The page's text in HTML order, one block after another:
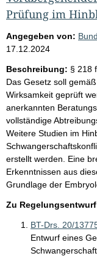
Prüfung im
Angegeben von:
17.12.2024
Beschreibung: § 218
Das Gesetz soll
Wirksamkeit geprüft
anerkannten
vollständige
Weitere Studien im
erstellt werden. Eine
Erkenntnissen aus
Grundlage der
Zu
BT-Drs. 20/
Entwurf eines